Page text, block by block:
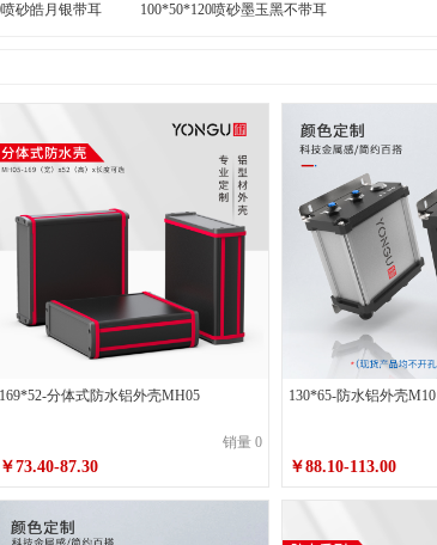
砂皓月银带耳 100*50*120喷砂墨玉黑不带耳
皓月银不带耳 100*50*200喷砂皓月银带耳
砂皓月银带耳 110*55*120喷砂墨玉黑不带耳
墨玉黑不带耳 110*55*150喷砂墨玉黑带耳
110*55*180喷砂皓月银不带耳
皓月银不带耳 110*55*200喷砂皓月银带耳
喷砂皓月银带耳 125*60*150喷砂墨玉黑不带耳
砂墨玉黑不带耳 125*60*180喷砂墨玉黑带耳
砂墨玉黑带耳 125*60*200喷砂皓月银不带耳
喷砂皓月银带耳
169*52-分体式防水铝外壳MH05
销量 0
￥73.40-87.30
130*65-防水铝外壳M10
￥88.10-113.00